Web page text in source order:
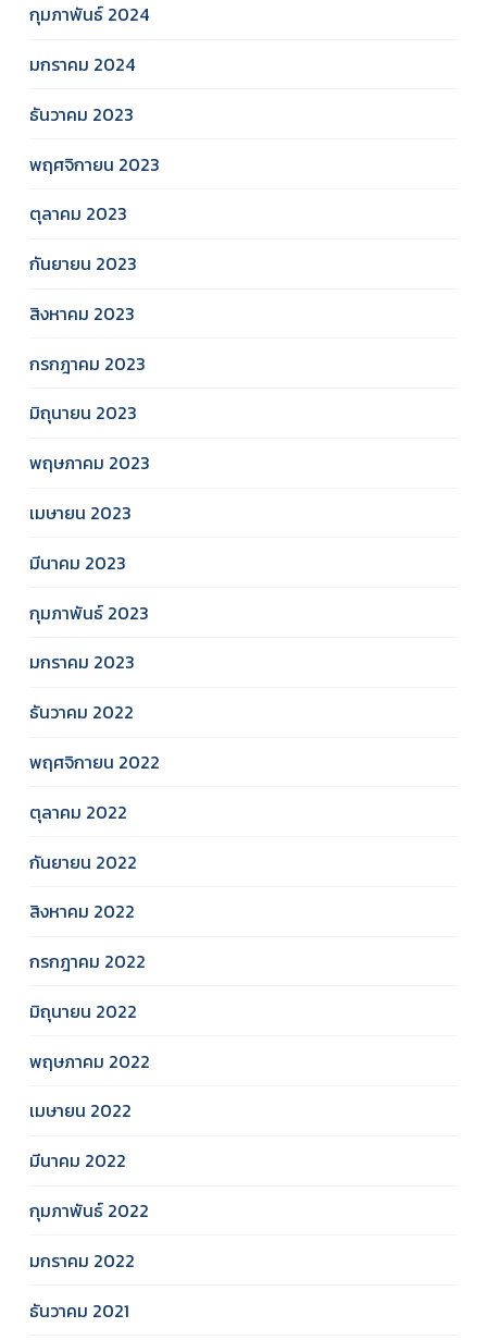
กุมภาพันธ์ 2024
มกราคม 2024
ธันวาคม 2023
พฤศจิกายน 2023
ตุลาคม 2023
กันยายน 2023
สิงหาคม 2023
กรกฎาคม 2023
มิถุนายน 2023
พฤษภาคม 2023
เมษายน 2023
มีนาคม 2023
กุมภาพันธ์ 2023
มกราคม 2023
ธันวาคม 2022
พฤศจิกายน 2022
ตุลาคม 2022
กันยายน 2022
สิงหาคม 2022
กรกฎาคม 2022
มิถุนายน 2022
พฤษภาคม 2022
เมษายน 2022
มีนาคม 2022
กุมภาพันธ์ 2022
มกราคม 2022
ธันวาคม 2021